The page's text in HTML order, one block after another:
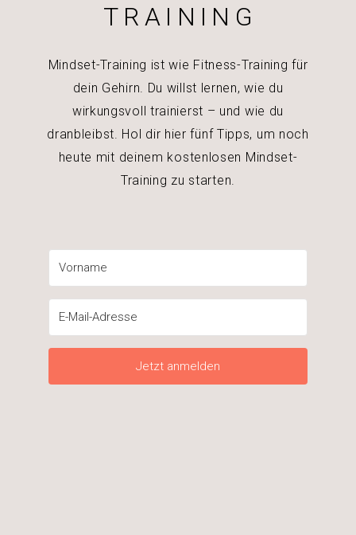
TRAINING
Mindset-Training ist wie Fitness-Training für
dein Gehirn. Du willst lernen, wie du
wirkungsvoll trainierst – und wie du
dranbleibst. Hol dir hier fünf Tipps, um noch
heute mit deinem kostenlosen Mindset-
Training zu starten.
Jetzt anmelden